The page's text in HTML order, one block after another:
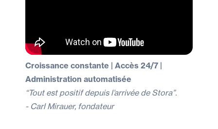
Croissance constante | Accès 24/7 |
Administration automatisée
“Tout est positif depuis l’arrivée de Stora”.
- Carl Mirauer, fondateur